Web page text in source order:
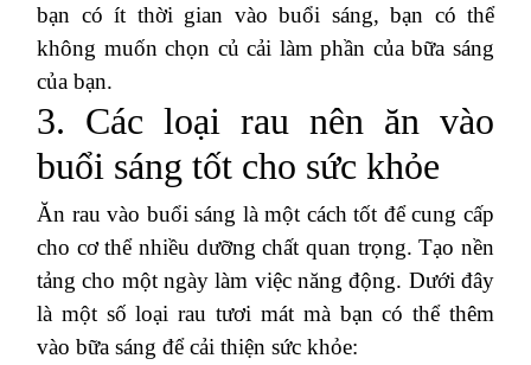
bạn có ít thời gian vào buổi sáng, bạn có thể
không muốn chọn củ cải làm phần của bữa sáng
của bạn.
3. Các loại rau nên ăn vào
buổi sáng tốt cho sức khỏe
Ăn rau vào buổi sáng là một cách tốt để cung cấp
cho cơ thể nhiều dưỡng chất quan trọng. Tạo nền
tảng cho một ngày làm việc năng động. Dưới đây
là một số loại rau tươi mát mà bạn có thể thêm
vào bữa sáng để cải thiện sức khỏe: